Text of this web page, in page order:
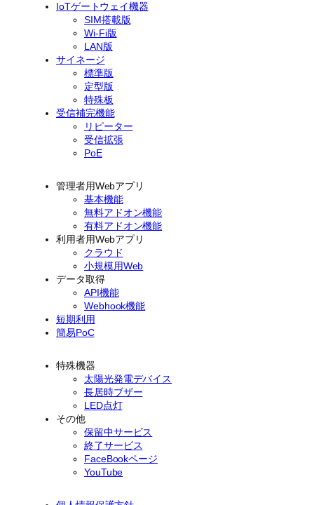
IoTゲートウェイ機器
SIM搭載版
Wi-Fi版
LAN版
サイネージ
標準版
定型版
特殊板
受信補完機能
リピーター
受信拡張
PoE
管理者用Webアプリ
基本機能
無料アドオン機能
有料アドオン機能
利用者用Webアプリ
クラウド
小規模用Web
データ取得
API機能
Webhook機能
短期利用
簡易PoC
特殊機器
太陽光発電デバイス
長居時ブザー
LED点灯
その他
保留中サービス
終了サービス
FaceBookページ
YouTube